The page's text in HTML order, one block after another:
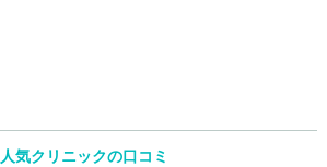
人気クリニックの口コミ